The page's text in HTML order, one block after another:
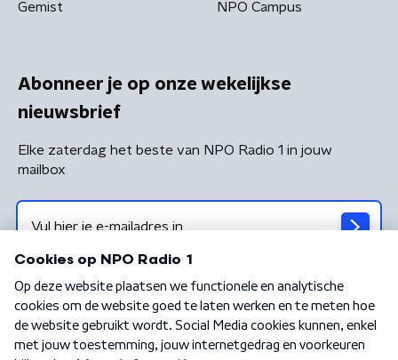
Gemist NPO Campus
Abonneer je op onze wekelijkse
nieuwsbrief
Elke zaterdag het beste van NPO Radio 1 in jouw
mailbox
Algemene voorwaarden